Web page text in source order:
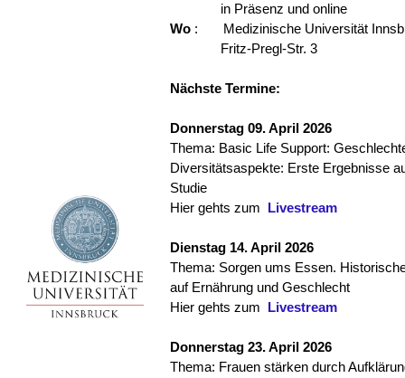
in Präsenz und online
Wo : Medizinische Universität
Fritz-Pregl-Str. 3
Nächste Termine:
Donnerstag 09. April 2026
Thema: Basic Life Support:
Diversitätsaspekte: Erste Ergebnisse
Studie
Hier gehts zum Livestream
Dienstag 14. April 2026
Thema: Sorgen ums Essen.
auf Ernährung und Geschlecht
Hier gehts zum Livestream
Donnerstag 23. April 2026
Thema: Frauen stärken durch